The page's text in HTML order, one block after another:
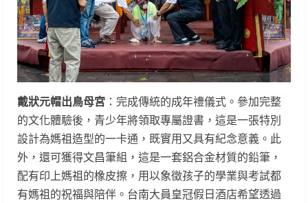
戴狀元帽出鳥母宮 ：完成傳統的成年禮儀式。參加完整
的文化體驗後，青少年將領取專屬證書，這是一張特別
設計為媽祖造型的一卡通，既實用又具有紀念意義。此
外，還可獲得文昌筆組，這是一套鋁合金材質的鉛筆，
配有印上媽祖的橡皮擦，用以象徵孩子的學業與考試都
有媽祖的祝福與陪伴。台南大員皇冠假日酒店希望透過